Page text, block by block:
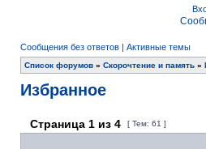
Сообщения без ответов | Активные темы
Список форумов » Скорочтение и память »
Избранное
Страница 1 из 4 [ Тем: 61 ]